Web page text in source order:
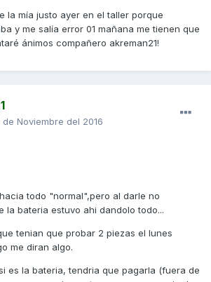
la mía justo ayer en el taller porque
y me salía error 01 mañana me tienen que
ánimos compañero akreman21!
de Noviembre del 2016
todo "normal",pero al darle no
la bateria estuvo ahi dandolo todo...
tenian que probar 2 piezas el lunes
me diran algo.
es la bateria, tendria que pagarla (fuera de